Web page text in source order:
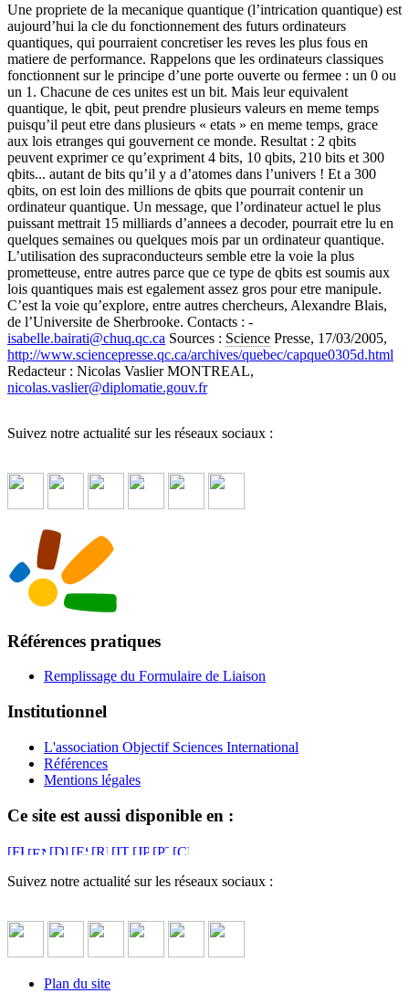
Une propriete de la mecanique quantique (l’intrication quantique) est
aujourd’hui la cle du fonctionnement des futurs ordinateurs
quantiques, qui pourraient concretiser les reves les plus fous en
matiere de performance. Rappelons que les ordinateurs classiques
fonctionnent sur le principe d’une porte ouverte ou fermee : un 0 ou
un 1. Chacune de ces unites est un bit. Mais leur equivalent
quantique, le qbit, peut prendre plusieurs valeurs en meme temps
puisqu’il peut etre dans plusieurs « etats » en meme temps, grace
aux lois etranges qui gouvernent ce monde. Resultat : 2 qbits
peuvent exprimer ce qu’expriment 4 bits, 10 qbits, 210 bits et 300
qbits... autant de bits qu’il y a d’atomes dans l’univers ! Et a 300
qbits, on est loin des millions de qbits que pourrait contenir un
ordinateur quantique. Un message, que l’ordinateur actuel le plus
puissant mettrait 15 milliards d’annees a decoder, pourrait etre lu en
quelques semaines ou quelques mois par un ordinateur quantique.
L’utilisation des supraconducteurs semble etre la voie la plus
prometteuse, entre autres parce que ce type de qbits est soumis aux
lois quantiques mais est egalement assez gros pour etre manipule.
C’est la voie qu’explore, entre autres chercheurs, Alexandre Blais,
de l’Universite de Sherbrooke. Contacts : -
isabelle.bairati@chuq.qc.ca Sources : Science Presse, 17/03/2005,
http://www.sciencepresse.qc.ca/archives/quebec/capque0305d.html
Redacteur : Nicolas Vaslier MONTREAL,
nicolas.vaslier@diplomatie.gouv.fr
Suivez notre actualité sur les réseaux sociaux :
Références pratiques
Remplissage du Formulaire de Liaison
Institutionnel
L'association Objectif Sciences International
Références
Mentions légales
Ce site est aussi disponible en :
Suivez notre actualité sur les réseaux sociaux :
Plan du site